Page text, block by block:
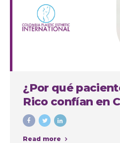
¿Por qué
Rico confían en
Plastic para su
en Medellín?
Read more